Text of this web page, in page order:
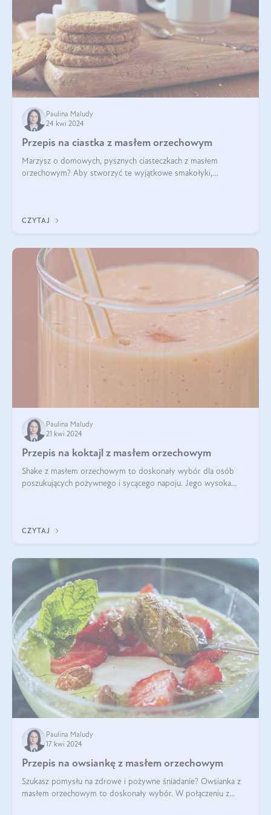
Paulina Maludy
24 kwi 2024
Przepis na ciastka z masłem orzechowym
Marzysz o domowych, pysznych ciasteczkach z masłem
orzechowym? Aby stworzyć te wyjątkowe smakołyki,
CZYTAJ
Paulina Maludy
21 kwi 2024
Przepis na koktajl z masłem orzechowym
Shake z masłem orzechowym to doskonały wybór dla osób
poszukujących pożywnego i sycącego napoju. Jego wysoka
CZYTAJ
Paulina Maludy
17 kwi 2024
Przepis na owsiankę z masłem orzechowym
Szukasz pomysłu na zdrowe i pożywne śniadanie? Owsianka z
masłem orzechowym to doskonały wybór. W połączeniu z